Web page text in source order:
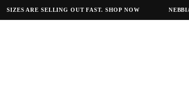
SIZES ARE SELLING OUT FAST. SHOP NOW NEBBIA